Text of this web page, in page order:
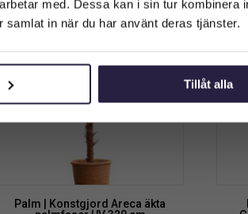
med. Dessa kan i sin tur kombinera
in när du har använt deras tjänster.
Tillåt alla
Palm | Konstgjord Areca äkta